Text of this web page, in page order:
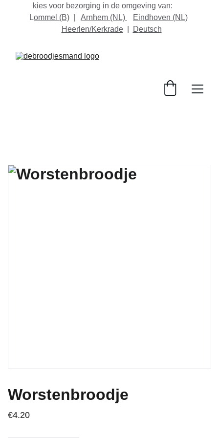
kies voor bezorging in de omgeving van:
Lommel (B) Arnhem (NL) Eindhoven (NL)
Heerlen/Kerkrade
  |
Deutsch
Worstenbroodje
€4.20